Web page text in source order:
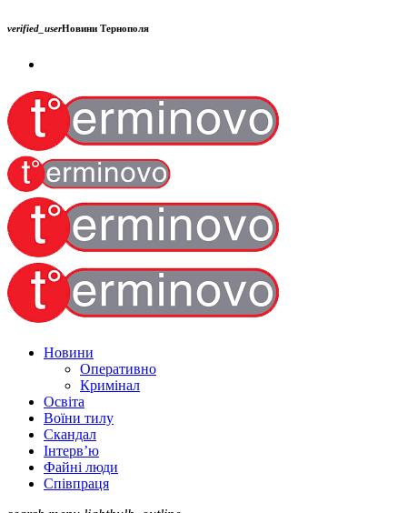
verified_userНовини Тернополя
Новини
Оперативно
Кримінал
Освіта
Воїни тилу
Скандал
Інтерв’ю
Файні люди
Співпраця